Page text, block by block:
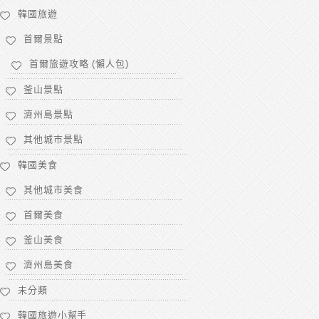
韓國旅遊
首爾景點
首爾旅遊攻略 (懶人包)
釜山景點
濟州島景點
其他城市景點
韓國美食
其他城市美食
首爾美食
釜山美食
濟州島美食
未分類
韓國旅遊小幫手